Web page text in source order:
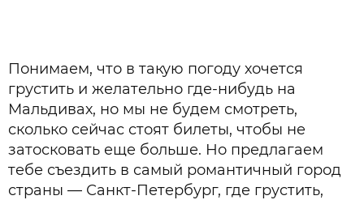
Понимаем, что в такую погоду хочется
грустить и желательно где-нибудь на
Мальдивах, но мы не будем смотреть,
сколько сейчас стоят билеты, чтобы не
затосковать еще больше. Но предлагаем
тебе съездить в самый романтичный город
страны — Санкт-Петербург, где грустить,